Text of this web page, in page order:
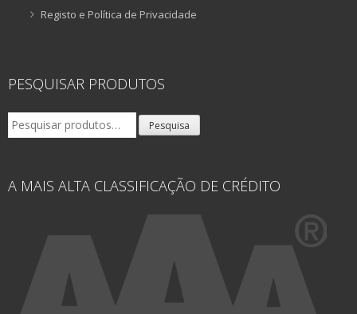
Registo e Política de Privacidade
PESQUISAR PRODUTOS
Pesquisar
por:
Pesquisa
A MAIS ALTA CLASSIFICAÇÃO DE CRÉDITO